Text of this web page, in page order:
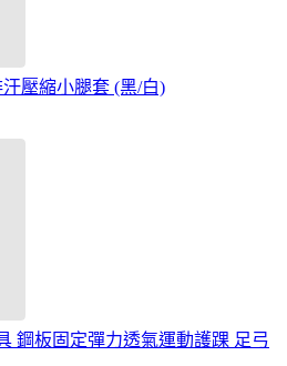
汗壓縮小腿套 (黑/白)
鋼板固定彈力透氣運動護踝 足弓